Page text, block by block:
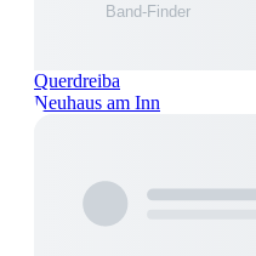
Querdreiba
Neuhaus am Inn